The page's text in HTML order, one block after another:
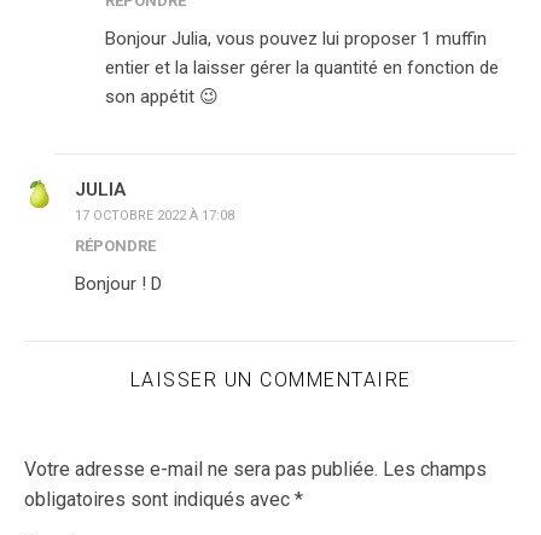
Bonjour Julia, vous pouvez lui proposer 1 muffin
entier et la laisser gérer la quantité en fonction de
son appétit 😉
JULIA
17 OCTOBRE 2022 À 17:08
RÉPONDRE
Bonjour ! D
LAISSER UN COMMENTAIRE
Votre adresse e-mail ne sera pas publiée. Les champs
obligatoires sont indiqués avec *